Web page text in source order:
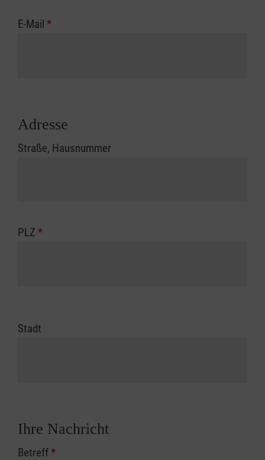
E-Mail *
Adresse
Straße, Hausnummer
PLZ *
Stadt
Ihre Nachricht
Betreff*